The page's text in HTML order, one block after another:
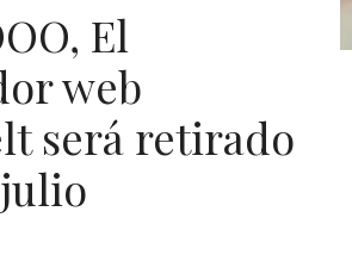
El
web
será retirado